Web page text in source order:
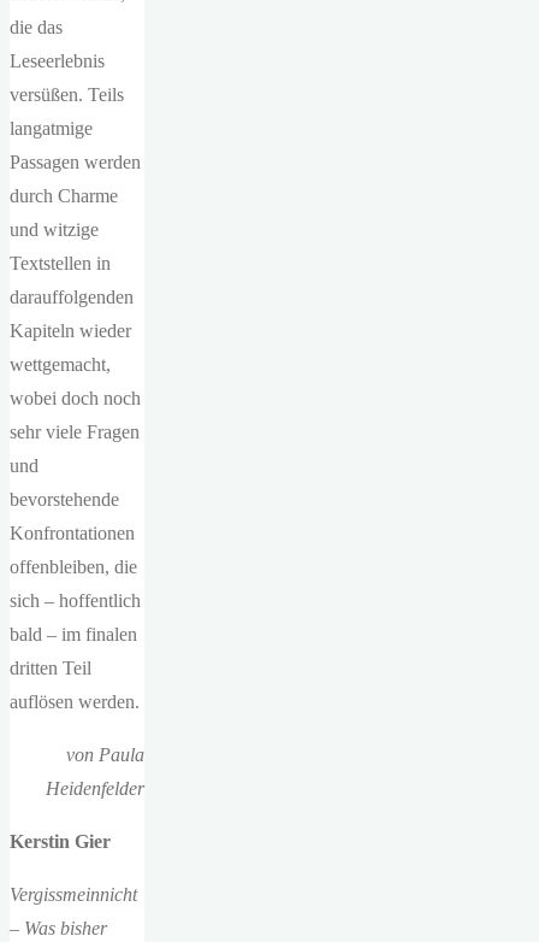
die das
Leseerlebnis
versüßen. Teils
langatmige
Passagen werden
durch Charme
und witzige
Textstellen in
darauffolgenden
Kapiteln wieder
wettgemacht,
wobei doch noch
sehr viele Fragen
und
bevorstehende
Konfrontationen
offenbleiben, die
sich – hoffentlich
bald – im finalen
dritten Teil
auflösen werden.
von Paula
Heidenfelder
Kerstin Gier
Vergissmeinnicht
– Was bisher